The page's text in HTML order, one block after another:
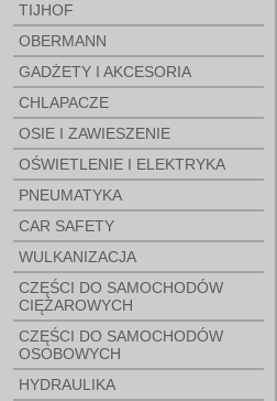
TIJHOF
OBERMANN
GADŻETY I AKCESORIA
CHLAPACZE
OSIE I ZAWIESZENIE
OŚWIETLENIE I ELEKTRYKA
PNEUMATYKA
CAR SAFETY
WULKANIZACJA
CZĘŚCI DO SAMOCHODÓW
CIĘŻAROWYCH
CZĘŚCI DO SAMOCHODÓW
OSOBOWYCH
HYDRAULIKA